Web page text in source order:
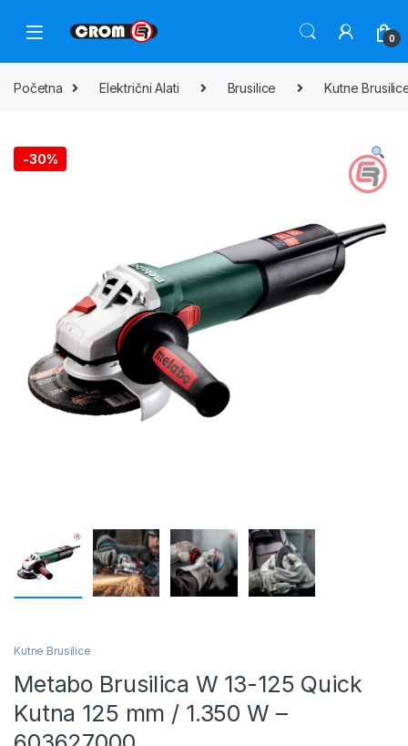
0
Početna Električni Alati Brusilice Kutne
-30%
Kutne Brusilice
Metabo Brusilica W 13-125 Quick
Kutna 125 mm / 1.350 W –